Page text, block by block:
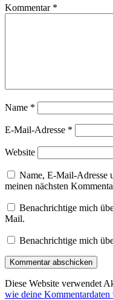
Kommentar *
Name *
E-Mail-Adresse *
Website
Name, E-Mail-Adresse
meinen nächsten
Benachrichtige mich
Mail.
Benachrichtige mich
Diese Website verwendet
wie deine Kommentardaten